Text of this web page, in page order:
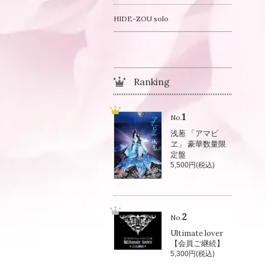
HIDE-ZOU solo
Ranking
No.1
浅葱 「アマビ
ヱ」 豪華数量限
定盤
5,500円(税込)
No.2
Ultimate lover
【会員ご継続】
5,300円(税込)